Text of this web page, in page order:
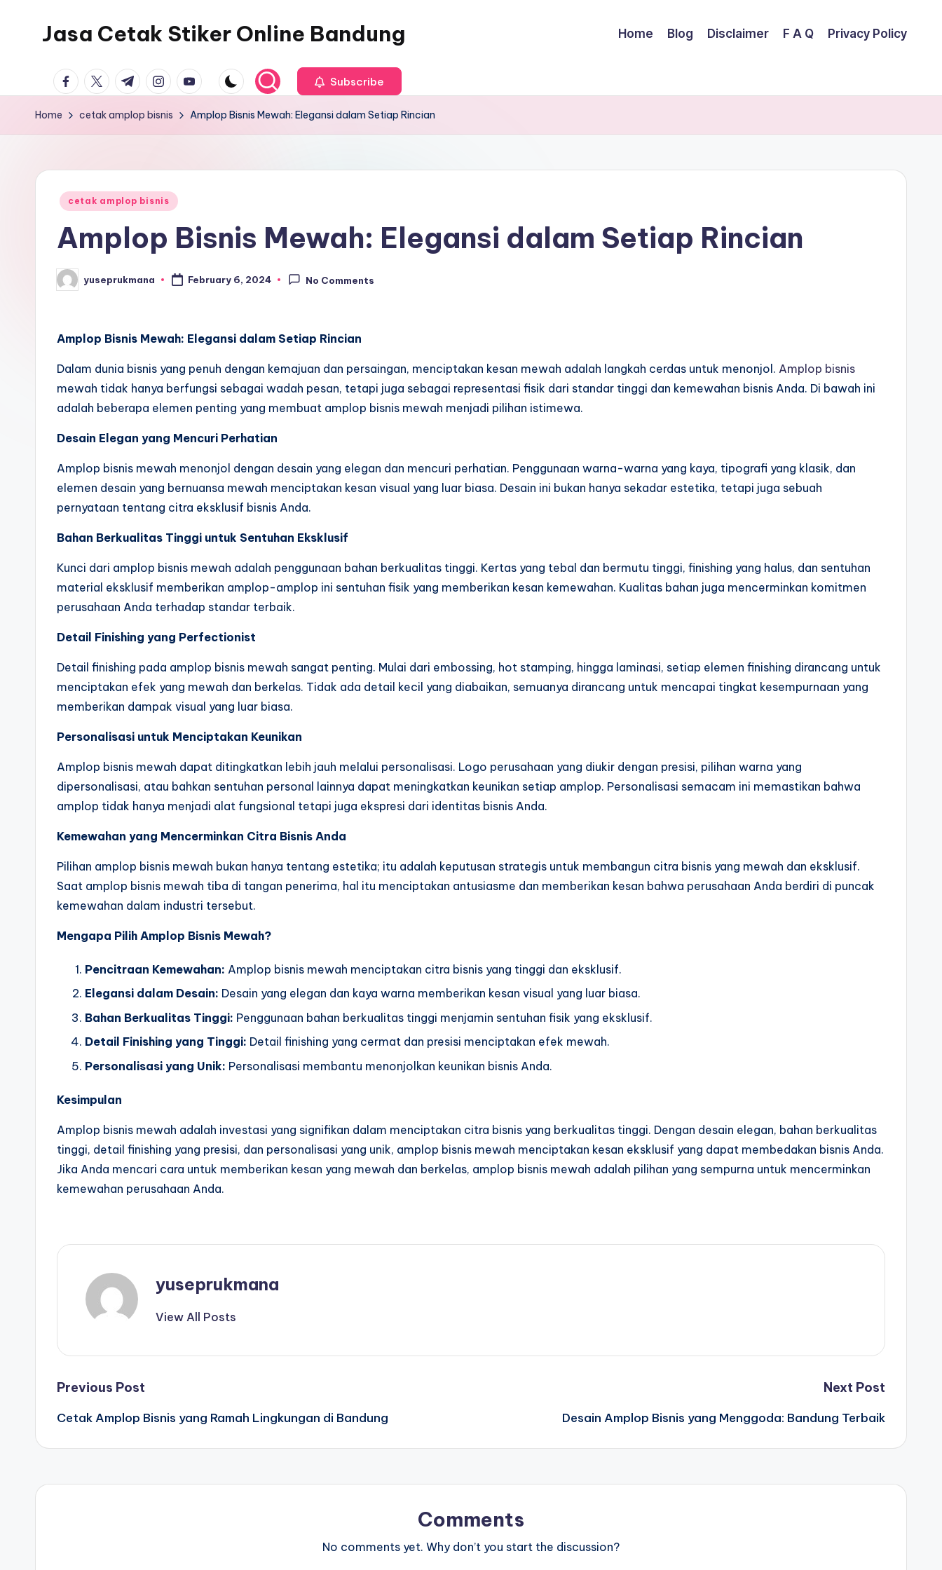
Jasa Cetak Stiker Online Bandung Home Blog Disclaimer F A Q Privacy Policy
facebook.com
twitter.com
t.me instagram.com
youtube.com Subscribe
Home cetak amplop bisnis Amplop Bisnis Mewah: Elegansi dalam Setiap Rincian
Posted
cetak amplop bisnis
Amplop Bisnis Mewah: Elegansi dalam Setiap Rincian
Posted
by
yuseprukmana February 6, 2024 No Comments
Amplop Bisnis Mewah: Elegansi dalam Setiap Rincian
Dalam dunia bisnis yang penuh dengan kemajuan dan persaingan, menciptakan kesan mewah adalah langkah cerdas untuk menonjol. Amplop bisnis
mewah tidak hanya berfungsi sebagai wadah pesan, tetapi juga sebagai representasi fisik dari standar tinggi dan kemewahan bisnis Anda. Di bawah ini
adalah beberapa elemen penting yang membuat amplop bisnis mewah menjadi pilihan istimewa.
Desain Elegan yang Mencuri Perhatian
Amplop bisnis mewah menonjol dengan desain yang elegan dan mencuri perhatian. Penggunaan warna-warna yang kaya, tipografi yang klasik, dan
elemen desain yang bernuansa mewah menciptakan kesan visual yang luar biasa. Desain ini bukan hanya sekadar estetika, tetapi juga sebuah
pernyataan tentang citra eksklusif bisnis Anda.
Bahan Berkualitas Tinggi untuk Sentuhan Eksklusif
Kunci dari amplop bisnis mewah adalah penggunaan bahan berkualitas tinggi. Kertas yang tebal dan bermutu tinggi, finishing yang halus, dan sentuhan
material eksklusif memberikan amplop-amplop ini sentuhan fisik yang memberikan kesan kemewahan. Kualitas bahan juga mencerminkan komitmen
perusahaan Anda terhadap standar terbaik.
Detail Finishing yang Perfectionist
Detail finishing pada amplop bisnis mewah sangat penting. Mulai dari embossing, hot stamping, hingga laminasi, setiap elemen finishing dirancang untuk
menciptakan efek yang mewah dan berkelas. Tidak ada detail kecil yang diabaikan, semuanya dirancang untuk mencapai tingkat kesempurnaan yang
memberikan dampak visual yang luar biasa.
Personalisasi untuk Menciptakan Keunikan
Amplop bisnis mewah dapat ditingkatkan lebih jauh melalui personalisasi. Logo perusahaan yang diukir dengan presisi, pilihan warna yang
dipersonalisasi, atau bahkan sentuhan personal lainnya dapat meningkatkan keunikan setiap amplop. Personalisasi semacam ini memastikan bahwa
amplop tidak hanya menjadi alat fungsional tetapi juga ekspresi dari identitas bisnis Anda.
Kemewahan yang Mencerminkan Citra Bisnis Anda
Pilihan amplop bisnis mewah bukan hanya tentang estetika; itu adalah keputusan strategis untuk membangun citra bisnis yang mewah dan eksklusif.
Saat amplop bisnis mewah tiba di tangan penerima, hal itu menciptakan antusiasme dan memberikan kesan bahwa perusahaan Anda berdiri di puncak
kemewahan dalam industri tersebut.
Mengapa Pilih Amplop Bisnis Mewah?
Pencitraan Kemewahan: Amplop bisnis mewah menciptakan citra bisnis yang tinggi dan eksklusif.
Elegansi dalam Desain: Desain yang elegan dan kaya warna memberikan kesan visual yang luar biasa.
Bahan Berkualitas Tinggi: Penggunaan bahan berkualitas tinggi menjamin sentuhan fisik yang eksklusif.
Detail Finishing yang Tinggi: Detail finishing yang cermat dan presisi menciptakan efek mewah.
Personalisasi yang Unik: Personalisasi membantu menonjolkan keunikan bisnis Anda.
Kesimpulan
Amplop bisnis mewah adalah investasi yang signifikan dalam menciptakan citra bisnis yang berkualitas tinggi. Dengan desain elegan, bahan berkualitas
tinggi, detail finishing yang presisi, dan personalisasi yang unik, amplop bisnis mewah menciptakan kesan eksklusif yang dapat membedakan bisnis Anda.
Jika Anda mencari cara untuk memberikan kesan yang mewah dan berkelas, amplop bisnis mewah adalah pilihan yang sempurna untuk mencerminkan
kemewahan perusahaan Anda.
yuseprukmana
View All Posts
Post
navigation
Previous Post
Cetak Amplop Bisnis yang Ramah Lingkungan di Bandung
Next Post
Desain Amplop Bisnis yang Menggoda: Bandung Terbaik
Comments
No comments yet. Why don’t you start the discussion?